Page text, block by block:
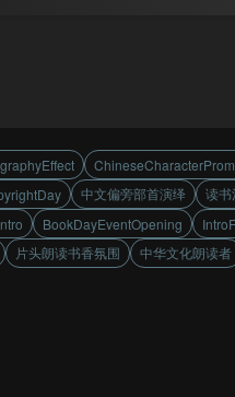
中文偏旁部首演绎 读书
BookDayEventOpening
片头朗读书香氛围 中华文化朗读者